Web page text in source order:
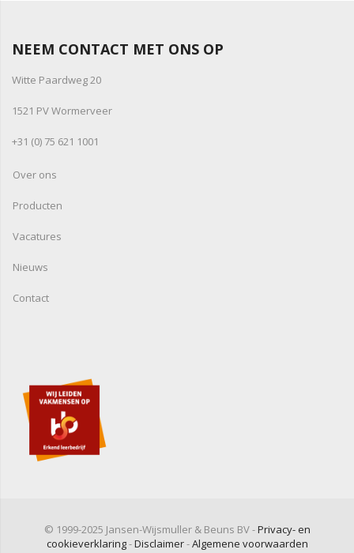
NEEM CONTACT MET ONS OP
Witte Paardweg 20
1521 PV Wormerveer
+31 (0) 75 621 1001
Over ons
Producten
Vacatures
Nieuws
Contact
© 1999-2025 Jansen-Wijsmuller & Beuns BV -Privacy- en
cookieverklaring-Disclaimer-Algemene voorwaarden